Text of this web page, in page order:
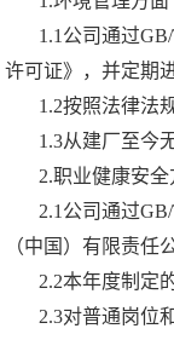
1.1公司通过
许可证》，并定期
1.2按照法律法
1.3从建厂至今
2.职业健康安全
2.1公司通过
（中国）有限责任
2.2本年度制定
2.3对普通岗位